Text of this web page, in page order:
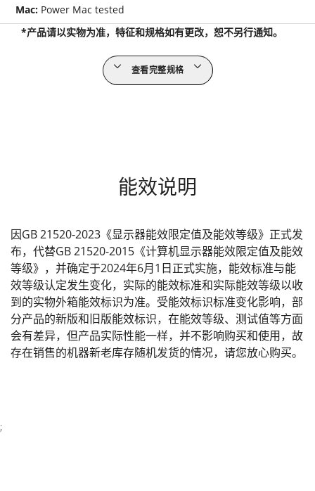
Mac: Power Mac tested
*产品请以实物为准，特征和规格如有更改，恕不另行通知。
查看完整规格
能效说明
因GB 21520-2023《显示器能效限定值及能效等级》正式发
布，代替GB 21520-2015《计算机显示器能效限定值及能效
等级》，并确定于2024年6月1日正式实施，能效标准与能
效等级认定发生变化，实际的能效标准和实际能效等级以收
到的实物外箱能效标识为准。受能效标识标准变化影响，部
分产品的新版和旧版能效标识，在能效等级、测试值等方面
会有差异，但产品实际性能一样，并不影响购买和使用，故
存在销售的机器新老库存随机发货的情况，请您放心购买。
;